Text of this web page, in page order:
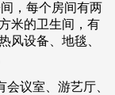
，每个房间有两
米的卫生间，有
风设备、地毯、
议室、游艺厅、